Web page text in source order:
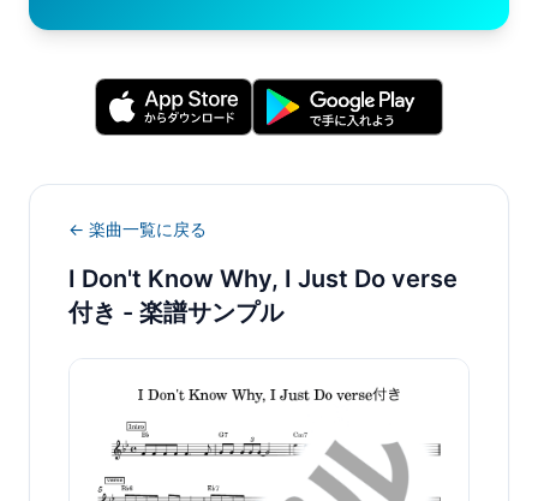
← 楽曲一覧に戻る
I Don't Know Why, I Just Do verse
付き - 楽譜サンプル